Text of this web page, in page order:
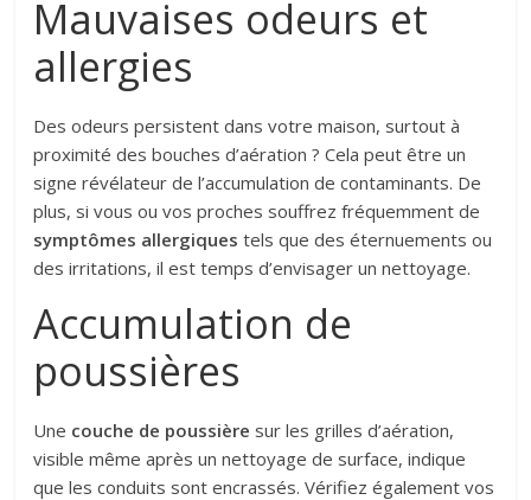
Mauvaises odeurs et
allergies
Des odeurs persistent dans votre maison, surtout à
proximité des bouches d’aération ? Cela peut être un
signe révélateur de l’accumulation de contaminants. De
plus, si vous ou vos proches souffrez fréquemment de
symptômes allergiques tels que des éternuements ou
des irritations, il est temps d’envisager un nettoyage.
Accumulation de
poussières
Une couche de poussière sur les grilles d’aération,
visible même après un nettoyage de surface, indique
que les conduits sont encrassés. Vérifiez également vos